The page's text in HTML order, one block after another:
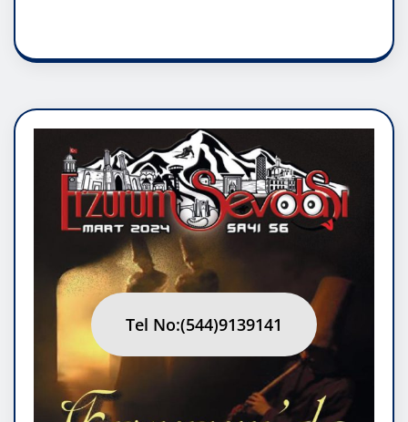
Tel No:(544)9139141